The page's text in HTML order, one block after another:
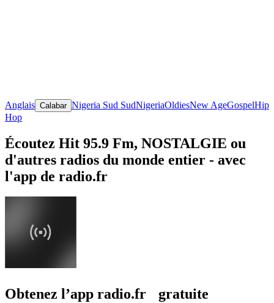
Anglais Calabar Nigeria Sud SudNigeriaOldiesNew AgeGospelHip
Hop
Écoutez Hit 95.9 Fm, NOSTALGIE ou
d'autres radios du monde entier - avec
l'app de radio.fr
Obtenez l’app radio.fr gratuite